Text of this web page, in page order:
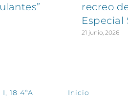
recreo
Especial
21 junio, 2026
18 4ºA
Inicio